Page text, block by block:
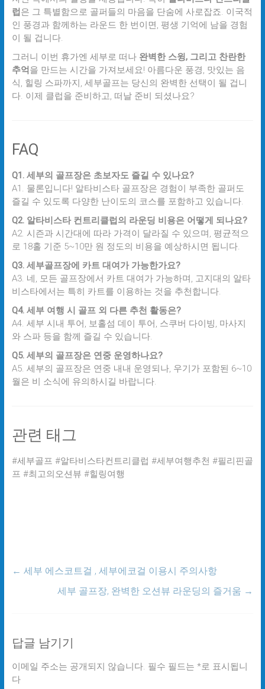
럽 은 그 특별함으로 골퍼들의 마음을 단숨에 사로잡죠. 이국적
인 풍경과 함께하는 라운드 한 번이면, 평생 기억에 남을 경험
이 될 겁니다.
그러니 이번 휴가엔 세부로 떠나 완벽한 스윙, 그리고 찬란한
추억 을 만드는 시간을 가져보세요! 아름다운 풍경, 맛있는 음
식, 힐링 스파까지, 세부골프는 당신의 완벽한 선택이 될 겁니
다. 이제 클럽을 준비하고, 떠날 준비 되셨나요?
FAQ
Q1. 세부의 골프장은 초보자도 즐길 수 있나요?
A1. 물론입니다! 알타비스타 골프장은 경험이 부족한 골퍼도
즐길 수 있도록 다양한 난이도의 코스를 포함하고 있습니다.
Q2. 알타비스타 컨트리클럽의 라운딩 비용은 어떻게 되나요?
A2. 시즌과 시간대에 따라 가격이 달라질 수 있으며, 평균적으
로 18홀 기준 5~10만 원 정도의 비용을 예상하시면 됩니다.
Q3. 세부골프장에 카트 대여가 가능한가요?
A3. 네, 모든 골프장에서 카트 대여가 가능하며, 고지대의 알타
비스타에서는 특히 카트를 이용하는 것을 추천합니다.
Q4. 세부 여행 시 골프 외 다른 추천 활동은?
A4. 세부 시내 투어, 보홀섬 데이 투어, 스쿠버 다이빙, 마사지
와 스파 등을 함께 즐길 수 있습니다.
Q5. 세부의 골프장은 연중 운영하나요?
A5. 세부의 골프장은 연중 내내 운영되나, 우기가 포함된 6~10
월은 비 소식에 유의하시길 바랍니다.
관련 태그
#세부골프 #알타비스타컨트리클럽 #세부여행추천 #필리핀골
프 #최고의오션뷰 #힐링여행
← 세부 에스코트걸 , 세부에코걸 이용시 주의사항
세부 골프장, 완벽한 오션뷰 라운딩의 즐거움 →
답글 남기기
이메일 주소는 공개되지 않습니다. 필수 필드는 *로 표시됩니
다